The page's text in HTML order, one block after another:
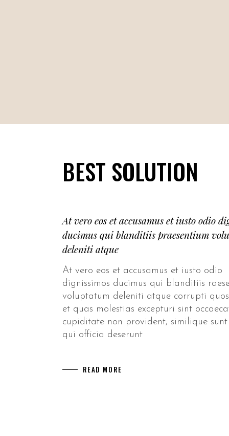
BEST SOLUTION
At vero eos et accusamus et iusto odio
ducimus qui blanditiis praesentium
deleniti atque
At vero eos et accusamus et iusto odio
dignissimos ducimus qui blanditiis
voluptatum deleniti atque corrupti
et quas molestias excepturi sint
cupiditate non provident, similique
qui officia deserunt
READ MORE